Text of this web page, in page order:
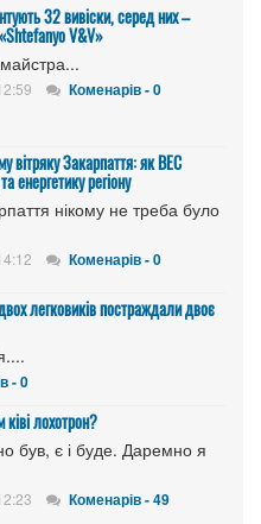
32 вивіски, серед них –
V&V»
майстра...
Коменарів - 0
вітряку Закарпаття: як ВЕС
енергетику регіону
нікому не треба було
Коменарів - 0
легковиків постраждали двоє
- 0
лохотрон?
був, є і буде. Даремно я
Коменарів - 49